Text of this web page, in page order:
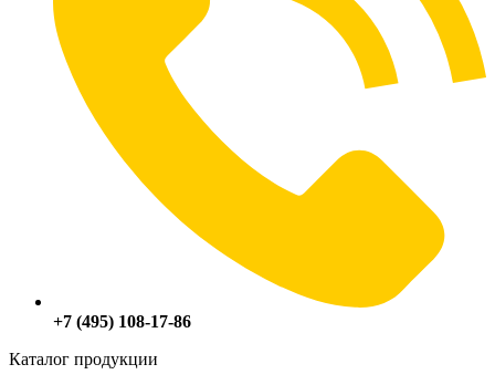
+7 (495) 108-17-86
Каталог продукции